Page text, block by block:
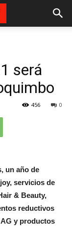
será
0
456
un año de
servicios de
& Beauty,
reductivos
y productos